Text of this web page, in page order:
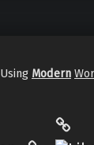
Using Modern